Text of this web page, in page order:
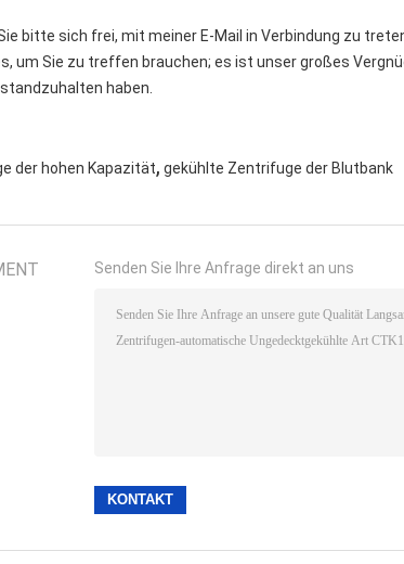
bitte sich frei, mit meiner E-Mail in Verbindung zu
um Sie zu treffen brauchen; es ist unser großes
haben.
der hohen Kapazität, gekühlte Zentrifuge der Blutbank
Senden Sie Ihre Anfrage direkt an uns